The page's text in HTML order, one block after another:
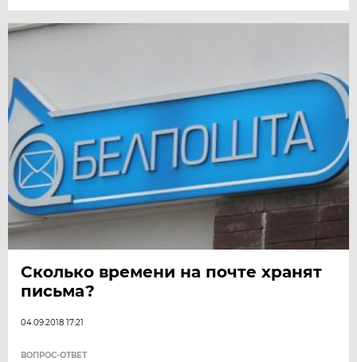
Сколько времени на почте хранят
письма?
04.09.2018 17:21
ВОПРОС-ОТВЕТ